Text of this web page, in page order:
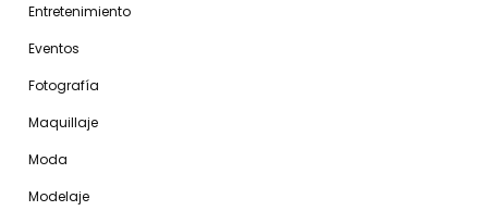
Entretenimiento
Eventos
Fotografía
Maquillaje
Moda
Modelaje